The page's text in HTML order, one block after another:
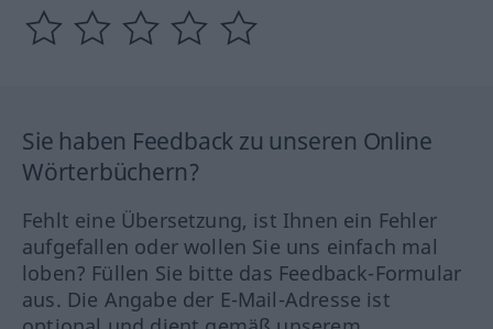
Sie haben Feedback zu unseren Online
Wörterbüchern?
Fehlt eine Übersetzung, ist Ihnen ein Fehler
aufgefallen oder wollen Sie uns einfach mal
loben? Füllen Sie bitte das Feedback-Formular
aus. Die Angabe der E-Mail-Adresse ist